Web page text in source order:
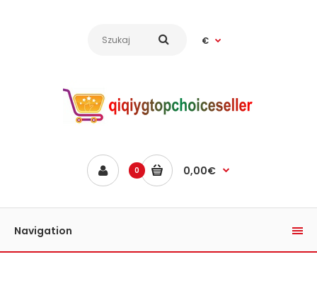
€
0 0,00€
Navigation